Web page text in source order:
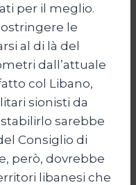
per il meglio.
le
al di là del
dall’attuale
col Libano,
sionisti da
stabilirlo sarebbe
Consiglio di
però, dovrebbe
libanesi che